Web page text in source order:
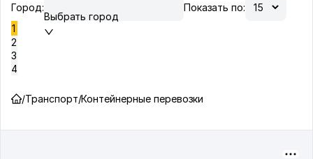
Город:
Выбрать город
Показать по:
1
2
3
4
/Транспорт/Контейнерные перевозки